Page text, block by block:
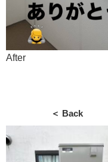
After
＜ Back